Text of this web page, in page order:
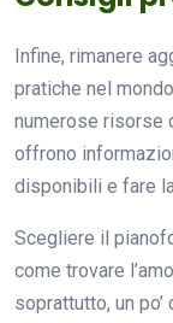
Infine, rimanere
pratiche nel
numerose risorse
offrono
disponibili e fare
Scegliere il
come trovare
soprattutto, un